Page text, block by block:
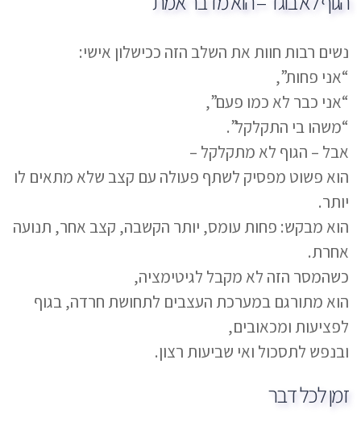
נשים רבות חוות את השלב הזה ככישלון אישי:
“אני פחות”,
“אני כבר לא כמו פעם”,
“משהו בי התקלקל”.
אבל – הגוף לא מתקלקל –
הוא פשוט מפסיק לשתף פעולה עם קצב שלא מתאים לו
יותר.
הוא מבקש: פחות עומס, יותר הקשבה, קצב אחר, תנועה
אחרת.
כשהמסר הזה לא מקבל לגיטימציה,
הוא מתורגם במערכת העצבים לתחושת חרדה, בגוף
לפציעות ומכאובים,
ובנפש לתסכול ואי שביעות רצון.
זמן לכל דבר